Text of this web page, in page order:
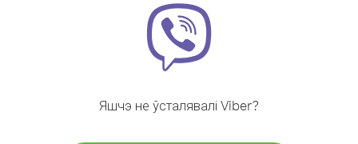
Яшчэ не ўсталявалі Viber?